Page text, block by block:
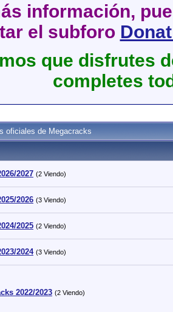
información,
el subforo
que disfrutes
completes
oficiales de Megacracks
2027 (2 Viendo)
2026 (3 Viendo)
2025 (2 Viendo)
2024 (3 Viendo)
2022/2023 (2 Viendo)